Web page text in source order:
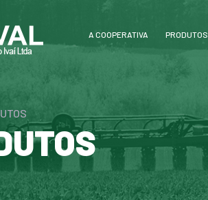
A COOPERATIVA PRODUTOS